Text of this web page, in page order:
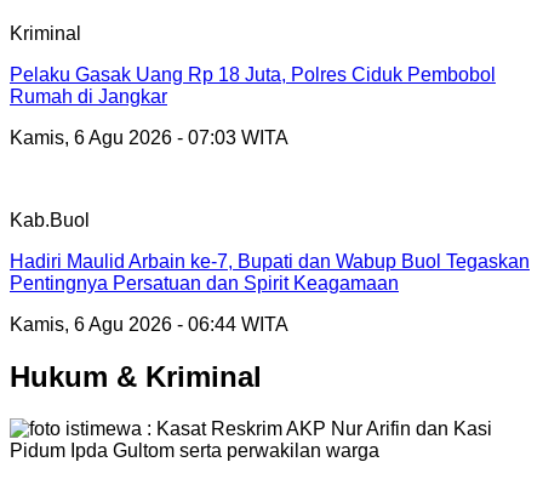
Kriminal
Pelaku Gasak Uang Rp 18 Juta, Polres Ciduk Pembobol
Rumah di Jangkar
Kamis, 6 Agu 2026 - 07:03 WITA
Kab.Buol
Hadiri Maulid Arbain ke-7, Bupati dan Wabup Buol Tegaskan
Pentingnya Persatuan dan Spirit Keagamaan
Kamis, 6 Agu 2026 - 06:44 WITA
Hukum & Kriminal